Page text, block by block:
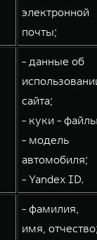
электронной
почты;
- данные об
сайта;
- куки -
- модель
автомобиля;
- Yandex ID.
- фамилия,
имя,